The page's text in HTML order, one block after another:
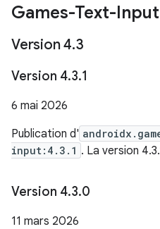
Games-Text-Input
Version 4.3
Version 4.3.1
6 mai 2026
Publication d'
input:4.3.1 . La version
Version 4.3.0
11 mars 2026